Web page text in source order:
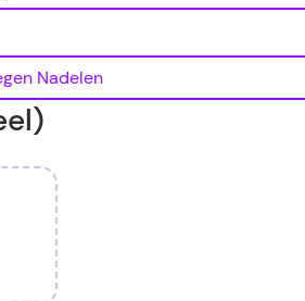
Toevoegen Nadelen